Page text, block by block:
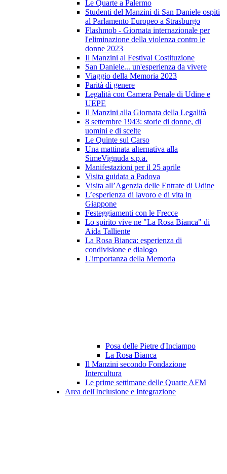
Le Quarte a Palermo
Studenti del Manzini di San Daniele ospiti
al Parlamento Europeo a Strasburgo
Flashmob - Giornata internazionale per
l'eliminazione della violenza contro le
donne 2023
Il Manzini al Festival Costituzione
San Daniele... un'esperienza da vivere
Viaggio della Memoria 2023
Parità di genere
Legalità con Camera Penale di Udine e
UEPE
Il Manzini alla Giornata della Legalità
8 settembre 1943: storie di donne, di
uomini e di scelte
Le Quinte sul Carso
Una mattinata alternativa alla
SimeVignuda s.p.a.
Manifestazioni per il 25 aprile
Visita guidata a Padova
Visita all’Agenzia delle Entrate di Udine
L’esperienza di lavoro e di vita in
Giappone
Festeggiamenti con le Frecce
Lo spirito vive ne "La Rosa Bianca" di
Aida Talliente
La Rosa Bianca: esperienza di
condivisione e dialogo
L'importanza della Memoria
Posa delle Pietre d'Inciampo
La Rosa Bianca
Il Manzini secondo Fondazione
Intercultura
Le prime settimane delle Quarte AFM
Area dell'Inclusione e Integrazione